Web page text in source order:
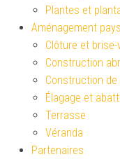
Plantes et
Aménagement
Clôture et brise-
Construction
Construction de
Élagage et
Terrasse
Véranda
Partenaires